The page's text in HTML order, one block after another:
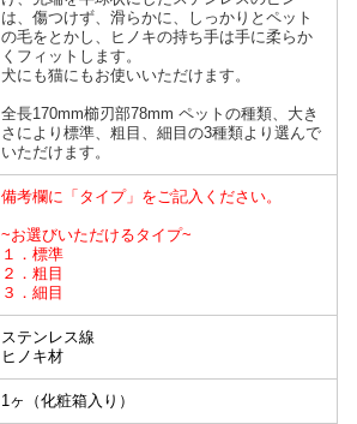
は、傷つけず、滑らかに、しっかりとペット
の毛をとかし、ヒノキの持ち手は手に柔らか
くフィットします。
犬にも猫にもお使いいただけます。
全長170mm櫛刃部78mm ペットの種類、大き
さにより標準、粗目、細目の3種類より選んで
いただけます。
備考欄に「タイプ」をご記入ください。
~お選びいただけるタイプ~
１．標準
２．粗目
３．細目
ステンレス線
ヒノキ材
1ヶ（化粧箱入り）